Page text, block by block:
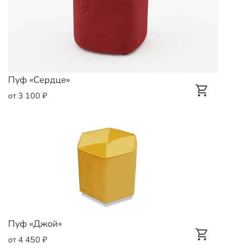
Пуф «Сердце»
от 3 100 ₽
Пуф «Джой»
от 4 450 ₽